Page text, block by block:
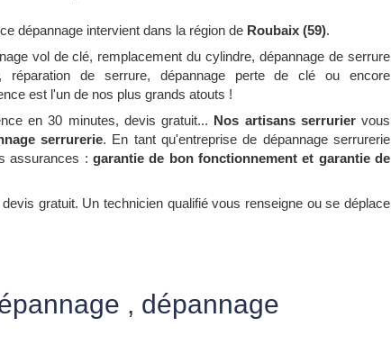
dépannage intervient dans la région de Roubaix (59).
vol de clé, remplacement du cylindre, dépannage de serrure
réparation de serrure, dépannage perte de clé ou encore
est l'un de nos plus grands atouts !
en 30 minutes, devis gratuit... Nos artisans serruriervous
serrurerie. En tant qu'entreprise de dépannage serrurerie
assurances : garantie de bon fonctionnement et garantie de
gratuit. Un technicien qualifié vous renseigne ou se déplace
, dépannage